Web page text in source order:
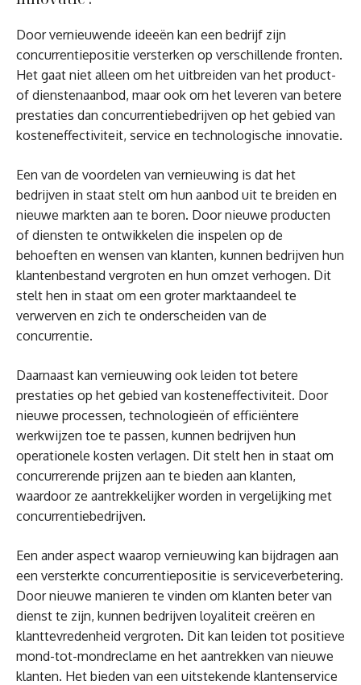
Door vernieuwende ideeën kan een bedrijf zijn
concurrentiepositie versterken op verschillende fronten.
Het gaat niet alleen om het uitbreiden van het product-
of dienstenaanbod, maar ook om het leveren van betere
prestaties dan concurrentiebedrijven op het gebied van
kosteneffectiviteit, service en technologische innovatie.
Een van de voordelen van vernieuwing is dat het
bedrijven in staat stelt om hun aanbod uit te breiden en
nieuwe markten aan te boren. Door nieuwe producten
of diensten te ontwikkelen die inspelen op de
behoeften en wensen van klanten, kunnen bedrijven hun
klantenbestand vergroten en hun omzet verhogen. Dit
stelt hen in staat om een groter marktaandeel te
verwerven en zich te onderscheiden van de
concurrentie.
Daarnaast kan vernieuwing ook leiden tot betere
prestaties op het gebied van kosteneffectiviteit. Door
nieuwe processen, technologieën of efficiëntere
werkwijzen toe te passen, kunnen bedrijven hun
operationele kosten verlagen. Dit stelt hen in staat om
concurrerende prijzen aan te bieden aan klanten,
waardoor ze aantrekkelijker worden in vergelijking met
concurrentiebedrijven.
Een ander aspect waarop vernieuwing kan bijdragen aan
een versterkte concurrentiepositie is serviceverbetering.
Door nieuwe manieren te vinden om klanten beter van
dienst te zijn, kunnen bedrijven loyaliteit creëren en
klanttevredenheid vergroten. Dit kan leiden tot positieve
mond-tot-mondreclame en het aantrekken van nieuwe
klanten. Het bieden van een uitstekende klantenservice